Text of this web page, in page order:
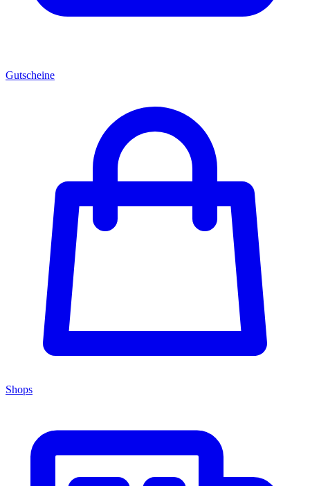
Gutscheine
Shops